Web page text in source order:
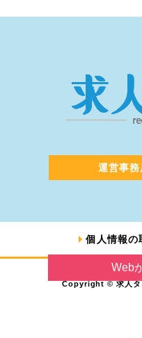
Web
運営事
個人情報の
Copyright © 求人